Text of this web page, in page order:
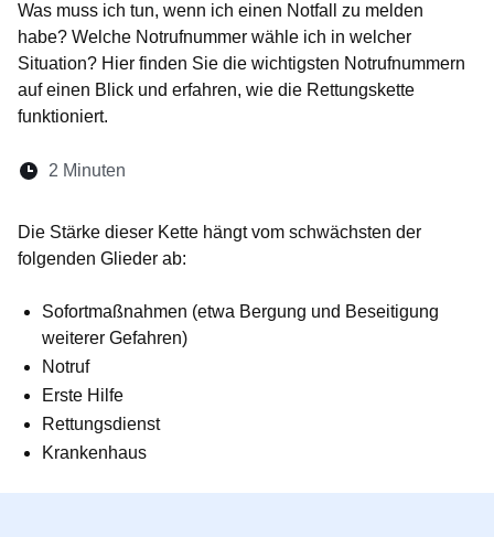
Was muss ich tun, wenn ich einen Notfall zu melden
habe? Welche Notrufnummer wähle ich in welcher
Situation? Hier finden Sie die wichtigsten Notrufnummern
auf einen Blick und erfahren, wie die Rettungskette
funktioniert.
Lesedauer:
2 Minuten
Die Stärke dieser Kette hängt vom schwächsten der
folgenden Glieder ab:
Sofortmaßnahmen (etwa Bergung und Beseitigung
weiterer Gefahren)
Notruf
Erste Hilfe
Rettungsdienst
Krankenhaus